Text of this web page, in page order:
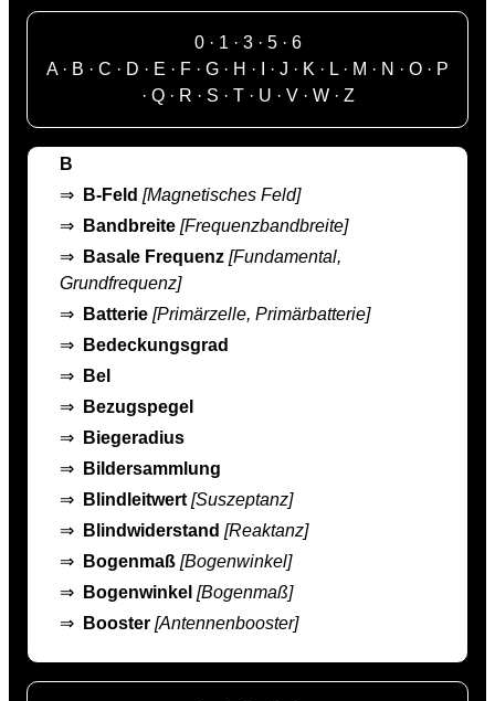
0· 1 · 3· 5· 6
A· B · C · D · E · F · G · H · · J · K · L · M · N · O · P
· Q· R · S · T· U · V· W· Z
B
⇒
B-Feld [Magnetisches Feld]
⇒
Bandbreite [Frequenzbandbreite]
⇒
Basale Frequenz [Fundamental,
Grundfrequenz]
⇒
Batterie [Primärzelle, Primärbatterie]
⇒
Bedeckungsgrad
⇒
Bel
⇒
Bezugspegel
⇒
Biegeradius
⇒
Bildersammlung
⇒
Blindleitwert [Suszeptanz]
⇒
Blindwiderstand [Reaktanz]
⇒
Bogenmaß [Bogenwinkel]
⇒
Bogenwinkel [Bogenmaß]
⇒
Booster [Antennenbooster]